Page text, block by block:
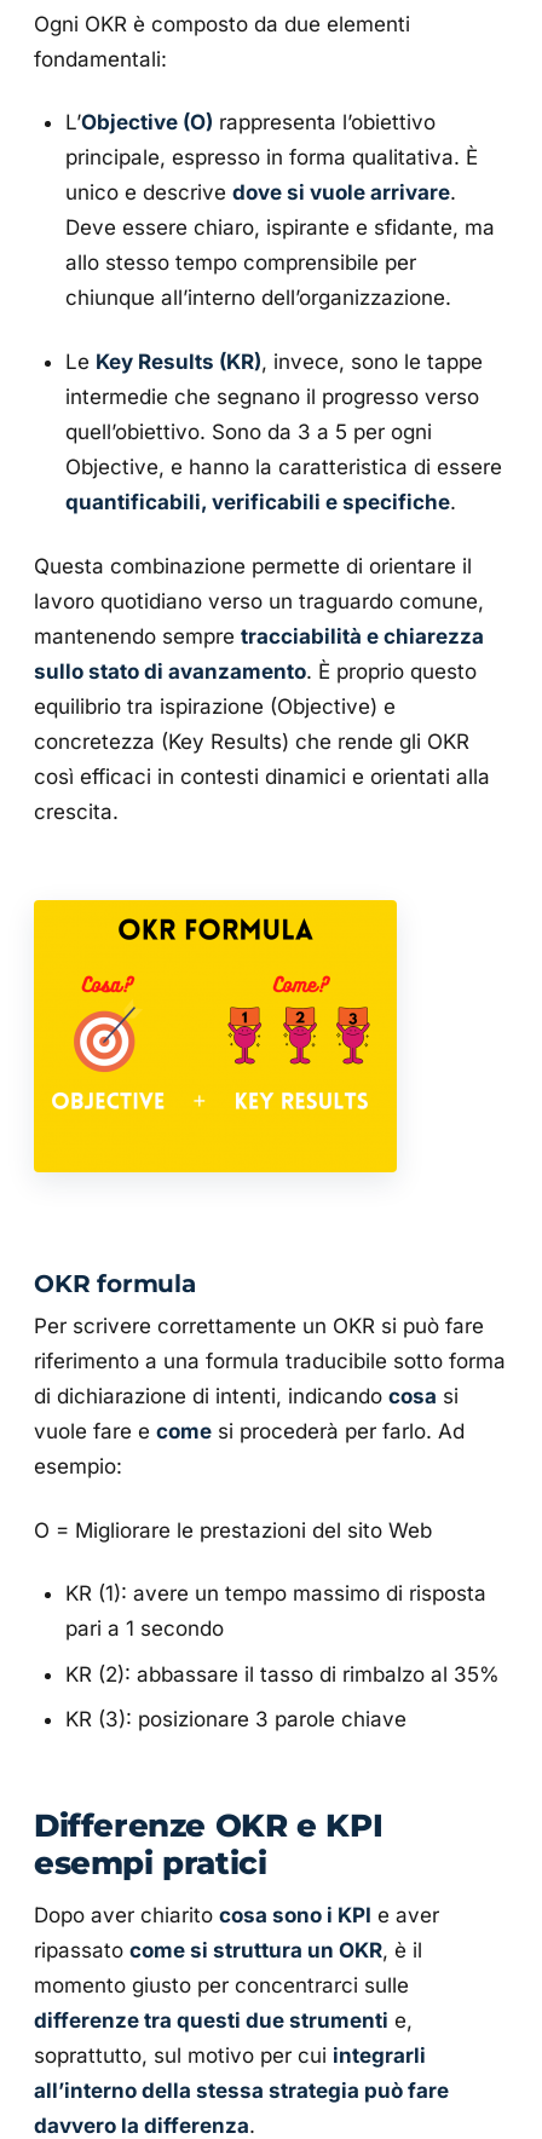
Ogni OKR è composto da due elementi
fondamentali:
L’Objective (O) rappresenta l’obiettivo
principale, espresso in forma qualitativa. È
unico e descrive dove si vuole arrivare.
Deve essere chiaro, ispirante e sfidante, ma
allo stesso tempo comprensibile per
chiunque all’interno dell’organizzazione.
Le Key Results (KR), invece, sono le tappe
intermedie che segnano il progresso verso
quell’obiettivo. Sono da 3 a 5 per ogni
Objective, e hanno la caratteristica di essere
quantificabili, verificabili e specifiche.
Questa combinazione permette di orientare il
lavoro quotidiano verso un traguardo comune,
mantenendo sempre tracciabilità e chiarezza
sullo stato di avanzamento. È proprio questo
equilibrio tra ispirazione (Objective) e
concretezza (Key Results) che rende gli OKR
così efficaci in contesti dinamici e orientati alla
crescita.
OKR formula
Per scrivere correttamente un OKR si può fare
riferimento a una formula traducibile sotto forma
di dichiarazione di intenti, indicando cosa si
vuole fare e come si procederà per farlo. Ad
esempio:
O = Migliorare le prestazioni del sito Web
KR (1): avere un tempo massimo di risposta
pari a 1 secondo
KR (2): abbassare il tasso di rimbalzo al 35%
KR (3): posizionare 3 parole chiave
Differenze OKR e KPI
esempi pratici
Dopo aver chiarito cosa sono i KPI e aver
ripassato come si struttura un OKR, è il
momento giusto per concentrarci sulle
differenze tra questi due strumenti e,
soprattutto, sul motivo per cui integrarli
all’interno della stessa strategia può fare
davvero la differenza.